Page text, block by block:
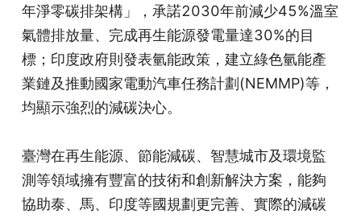
年淨零碳排架構」，承諾2030年前減少45%溫室
氣體排放量、完成再生能源發電量達30%的目
標；印度政府則發表氫能政策，建立綠色氫能產
業鏈及推動國家電動汽車任務計劃(NEMMP)等，
均顯示強烈的減碳決心。
臺灣在再生能源、節能減碳、智慧城市及環境監
測等領域擁有豐富的技術和創新解決方案，能夠
協助泰、馬、印度等國規劃更完善、實際的減碳